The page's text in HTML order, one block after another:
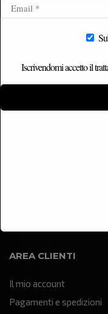
Chi siamo
CATEGORIE
AREA CLIENTI
Il mio account
Pagamenti e spedizioni
Iscrivendomi accetto il